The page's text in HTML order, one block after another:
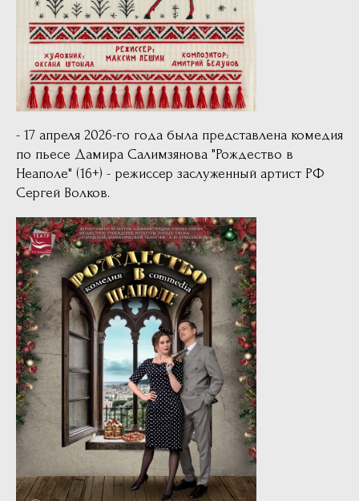
- 17 апреля 2026-го года была представлена комедия
по пьесе Дамира Салимзянова "Рождество в
Неаполе" (16+) - режиссер заслуженный артист РФ
Сергей Волков.